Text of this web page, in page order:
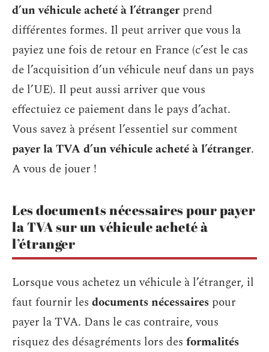
d’un véhicule acheté à l’étranger prend
différentes formes. Il peut arriver que vous la
payiez une fois de retour en France (c’est le cas
de l’acquisition d’un véhicule neuf dans un pays
de l’UE). Il peut aussi arriver que vous
effectuiez ce paiement dans le pays d’achat.
Vous savez à présent l’essentiel sur comment
payer la TVA d’un véhicule acheté à l’étranger.
A vous de jouer !
Les documents nécessaires pour payer
la TVA sur un véhicule acheté à
l’étranger
Lorsque vous achetez un véhicule à l’étranger, il
faut fournir les documents nécessaires pour
payer la TVA. Dans le cas contraire, vous
risquez des désagréments lors des formalités